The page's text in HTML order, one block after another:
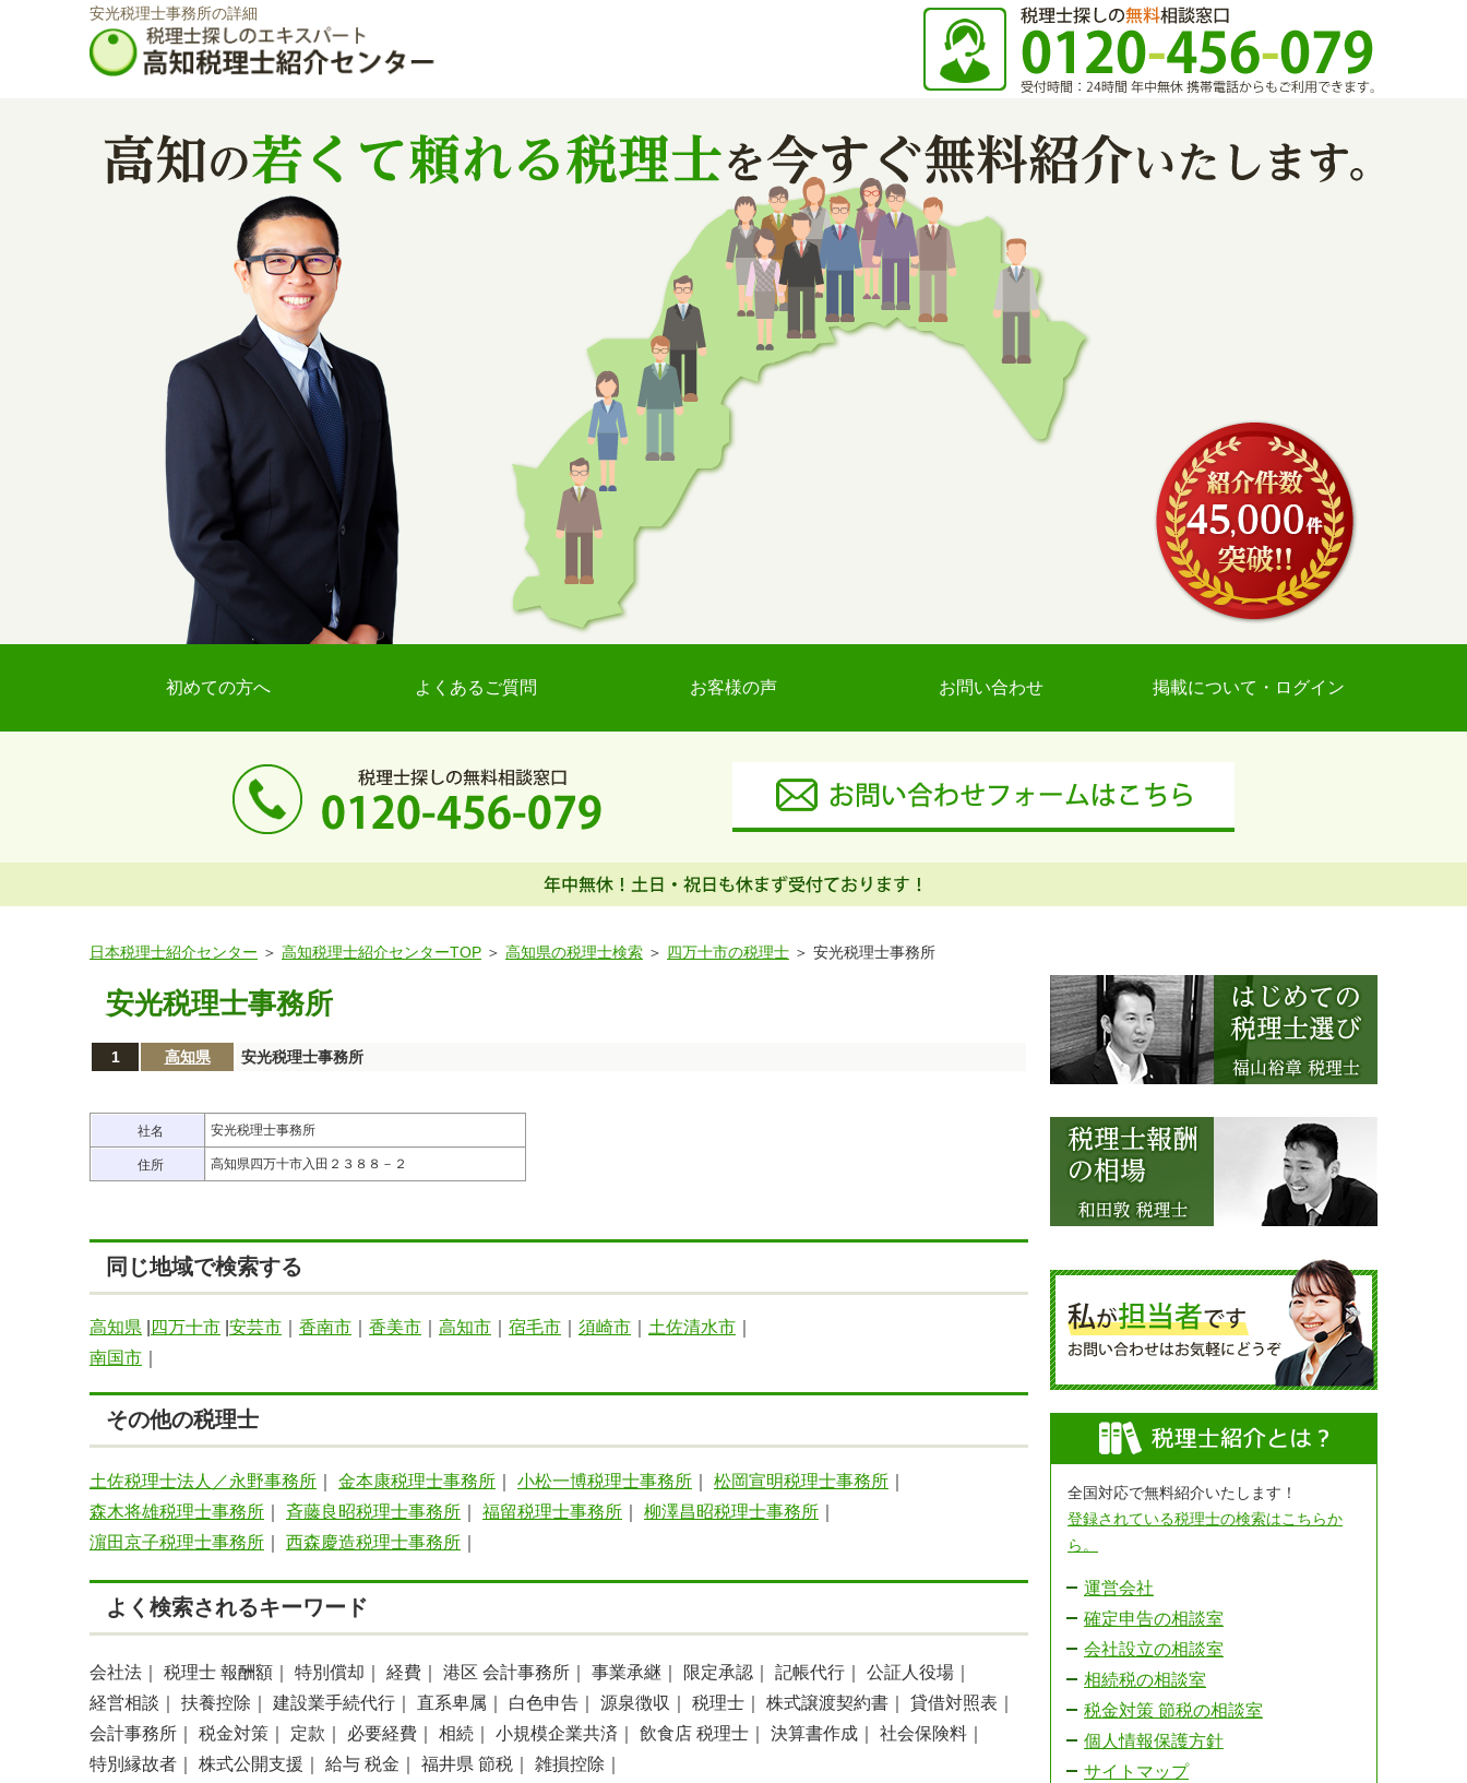
安光税理士事務所の詳細
初めての方へ よくあるご質問 お客様の声 お問い合わせ 掲載について・ログイン
日本税理士紹介センター 高知税理士紹介センターTOP 高知県の税理士検索 四万十市の税理士 安光税理士事務所
安光税理士事務所
1 高知県 安光税理士事務所
社名 安光税理士事務所
住所 高知県四万十市入田２３８８－２
同じ地域で検索する
高知県 四万十市 安芸市 香南市 香美市 高知市 宿毛市 須崎市 土佐清水市
南国市
その他の税理士
土佐税理士法人／永野事務所 金本康税理士事務所 小松一博税理士事務所 松岡宣明税理士事務所
森木将雄税理士事務所
斉藤良昭税理士事務所 福留税理士事務所 柳澤昌昭税理士事務所
濵田京子税理士事務所
西森慶造税理士事務所
よく検索されるキーワード
会社法｜ 税理士 報酬額｜ 特別償却｜ 経費｜ 港区 会計事務所｜ 事業承継｜ 限定承認｜ 記帳代行｜
公証人役場｜
経営相談｜
扶養控除｜ 建設業手続代行｜ 直系卑属｜ 白色申告｜ 源泉徴収｜ 税理士｜ 株式譲渡契約書｜
貸借対照表｜
会計事務所｜
税金対策｜ 定款｜ 必要経費｜ 相続｜ 小規模企業共済｜ 飲食店 税理士｜ 決算書作成｜
社会保険料｜
特別縁故者｜
株式公開支援｜ 給与 税金｜ 福井県 節税｜ 雑損控除｜
全国対応で無料紹介いたします！
登録されている税理士の検索はこちらか
ら。
運営会社
確定申告の相談室
会社設立の相談室
相続税の相談室
税金対策 節税の相談室
個人情報保護方針
サイトマップ